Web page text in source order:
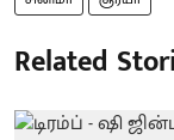
Related